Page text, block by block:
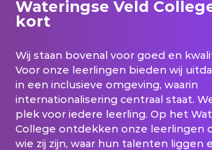
Wateringse Veld
kort
Wij staan bovenal voor goed en
Voor onze leerlingen bieden wij
in een inclusieve omgeving, waarin
internationalisering centraal staat.
plek voor iedere leerling. Op het
College ontdekken onze leerlingen
wie zij zijn, waar hun talenten liggen